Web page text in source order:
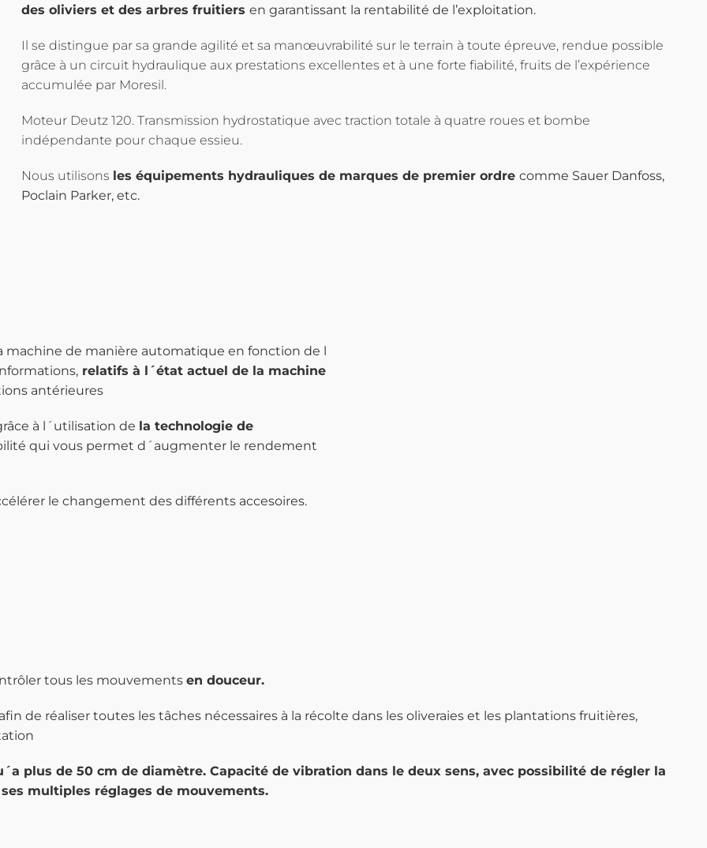
des oliviers et des arbres fruitiersen garantissant la rentabilité de l’exploitation.
Il se distingue par sa grande agilité et sa manœuvrabilité sur le terrain à toute épreuve, rendue possible
grâce à un circuit hydraulique aux prestations excellentes et à une forte fiabilité, fruits de l’expérience
accumulée par Moresil.
Moteur Deutz 120. Transmission hydrostatique avec traction totale à quatre roues et bombe
indépendante pour chaque essieu.
Nous utilisons les équipements hydrauliques de marques de premier ordrecomme Sauer Danfoss,
Poclain Parker, etc.
de manière automatique en fonction de l
relatifs à l´état actuel de la machine
antérieures
à l´utilisation de la technologie de
qui vous permet d´augmenter le rendement
le changement des différents accesoires.
tous les mouvements en douceur.
de réaliser toutes les tâches nécessaires à la récolte dans les oliveraies et les plantations fruitières,
plus de 50 cm de diamètre. Capacité de vibration dans le deux sens, avec possibilité de régler la
multiples réglages de mouvements.